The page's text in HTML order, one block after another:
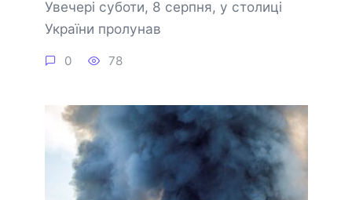
Увечері суботи, 8 серпня, у столиці
України пролунав
0 78